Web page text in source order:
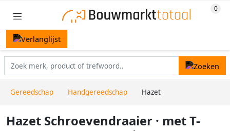
Gereedschap Handgereedschap Hazet
Hazet Schroevendraaier · met T-